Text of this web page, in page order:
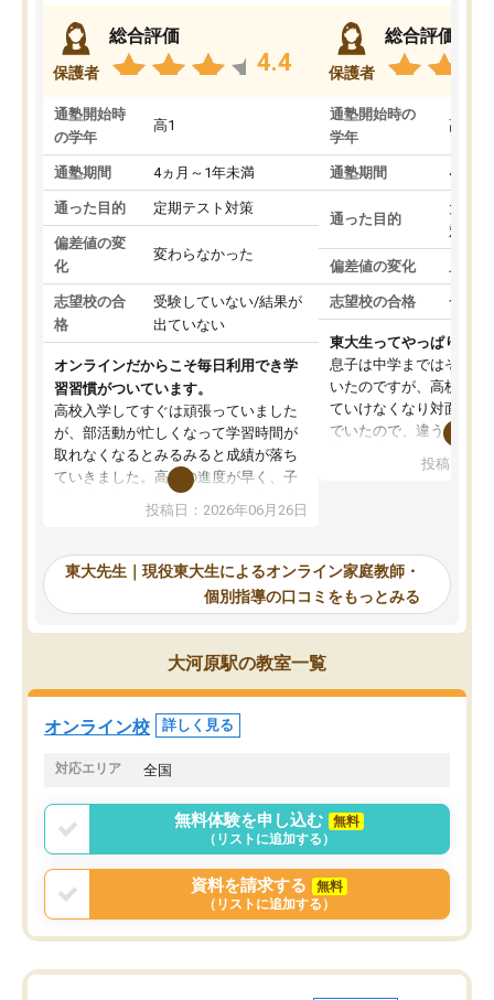
保護者
総合評価
4.4
通塾開始時
の学年
高1
通塾期間 4ヵ月～1年未満
通った目的 定期テスト対策
偏差値の変
化
変わらなかった
志望校の合
格
受験していない/結果が
出ていない
オンラインだからこそ毎日利用でき学
習習慣がついています。
高校入学してすぐは頑張っていました
が、部活動が忙しくなって学習時間が
取れなくなるとみるみると成績が落ち
ていきました。高校の進度が早く、子
供も家に帰って勉強の話すると嫌な反
応を示します。東大先生にお願いして
れるので、親としても安心です。毎日
使える自習室とかもあり、わからない
ところがあれば先生が回答してくれる
のも重宝しています。
投稿日：2026年06月26日
保護者
総合評価
通塾開始時の
学年
高3
通塾期間 4ヵ月
通った目的
大学
対策
偏差値の変化
志望校の合格 合格
東大生ってやっぱりすご
息子は中学まではそこそ
いたのですが、高校に入
ていけなくなり対面の塾
でいたので、違うアプロ
で、当初は模試でD判定
自習室が毎日使えていつ
るのが心強かったよう
謝です。
投稿日：
東大先生｜現役東大生によるオンライン家庭教師・
個別指導の口コミをもっとみる
大河原駅の教室一覧
オンライン校 詳しく見る
対応エリア 全国
無料体験を申し込む
無料
（リストに追加する）
資料を請求する
無料
（リストに追加する）